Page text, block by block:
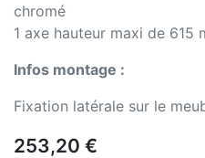
chromé
1 axe hauteur maxi de 615
Infos montage :
Fixation latérale sur le
253,20 €